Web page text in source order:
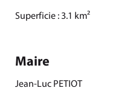
Superficie : 3.1 km²
Maire
Jean-Luc PETIOT